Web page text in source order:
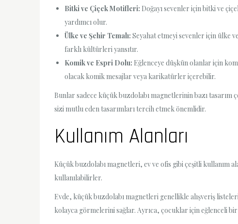
Bitki ve Çiçek Motifleri: Doğayı sevenler için bitki ve
yardımcı olur.
Ülke ve Şehir Temalı: Seyahat etmeyi sevenler için ülke
farklı kültürleri yansıtır.
Komik ve Espri Dolu: Eğlenceye düşkün olanlar için
olacak komik mesajlar veya karikatürler içerebilir.
Bunlar sadece küçük buzdolabı magnetlerinin bazı
sizi mutlu eden tasarımları tercih etmek önemlidir.
Kullanım Alanları
Küçük buzdolabı magnetleri, ev ve ofis gibi çeşitli kullanım
kullanılabilirler.
Evde, küçük buzdolabı magnetleri genellikle alışveriş
kolayca görmelerini sağlar. Ayrıca, çocuklar için eğlenceli